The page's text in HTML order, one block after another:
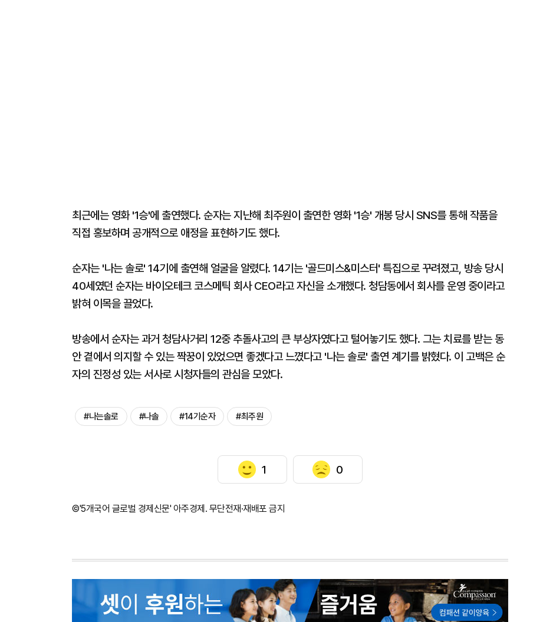
최근에는 영화 '1승'에 출연했다. 순자는 지난해 최주원이 출연한 영화 '1승' 개봉 당시 SNS를 통해 작품을
직접 홍보하며 공개적으로 애정을 표현하기도 했다.
순자는 '나는 솔로' 14기에 출연해 얼굴을 알렸다. 14기는 '골드미스&미스터' 특집으로 꾸려졌고, 방송 당시
40세였던 순자는 바이오테크 코스메틱 회사 CEO라고 자신을 소개했다. 청담동에서 회사를 운영 중이라고
밝혀 이목을 끌었다.
방송에서 순자는 과거 청담사거리 12중 추돌사고의 큰 부상자였다고 털어놓기도 했다. 그는 치료를 받는 동
안 곁에서 의지할 수 있는 짝꿍이 있었으면 좋겠다고 느꼈다고 '나는 솔로' 출연 계기를 밝혔다. 이 고백은 순
자의 진정성 있는 서사로 시청자들의 관심을 모았다.
#나는솔로 #나솔 #14기순자 #최주원
1 0
©'5개국어 글로벌 경제신문' 아주경제. 무단전재·재배포 금지